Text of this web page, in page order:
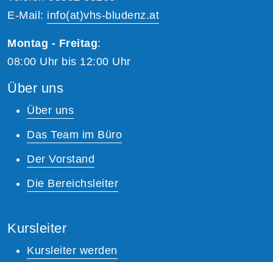
E-Mail: info(at)vhs-bludenz.at
Montag - Freitag:
08:00 Uhr bis 12:00 Uhr
Über uns
Über uns
Das Team im Büro
Der Vorstand
Die Bereichsleiter
Kursleiter
Kursleiter werden